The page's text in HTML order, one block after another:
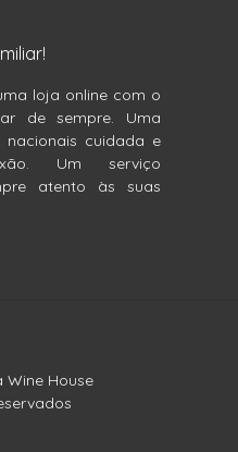
loja online com o
de sempre. Uma
nacionais cuidada e
Um serviço
atento às suas
House